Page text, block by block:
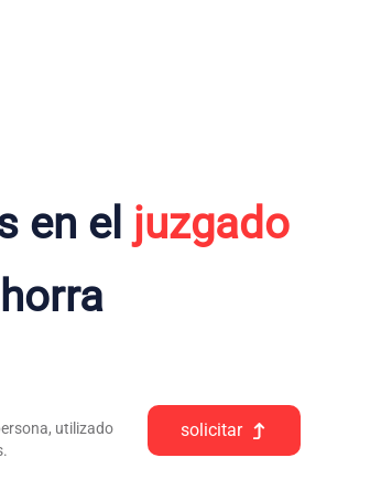
en el juzgado
utilizado
solicitar